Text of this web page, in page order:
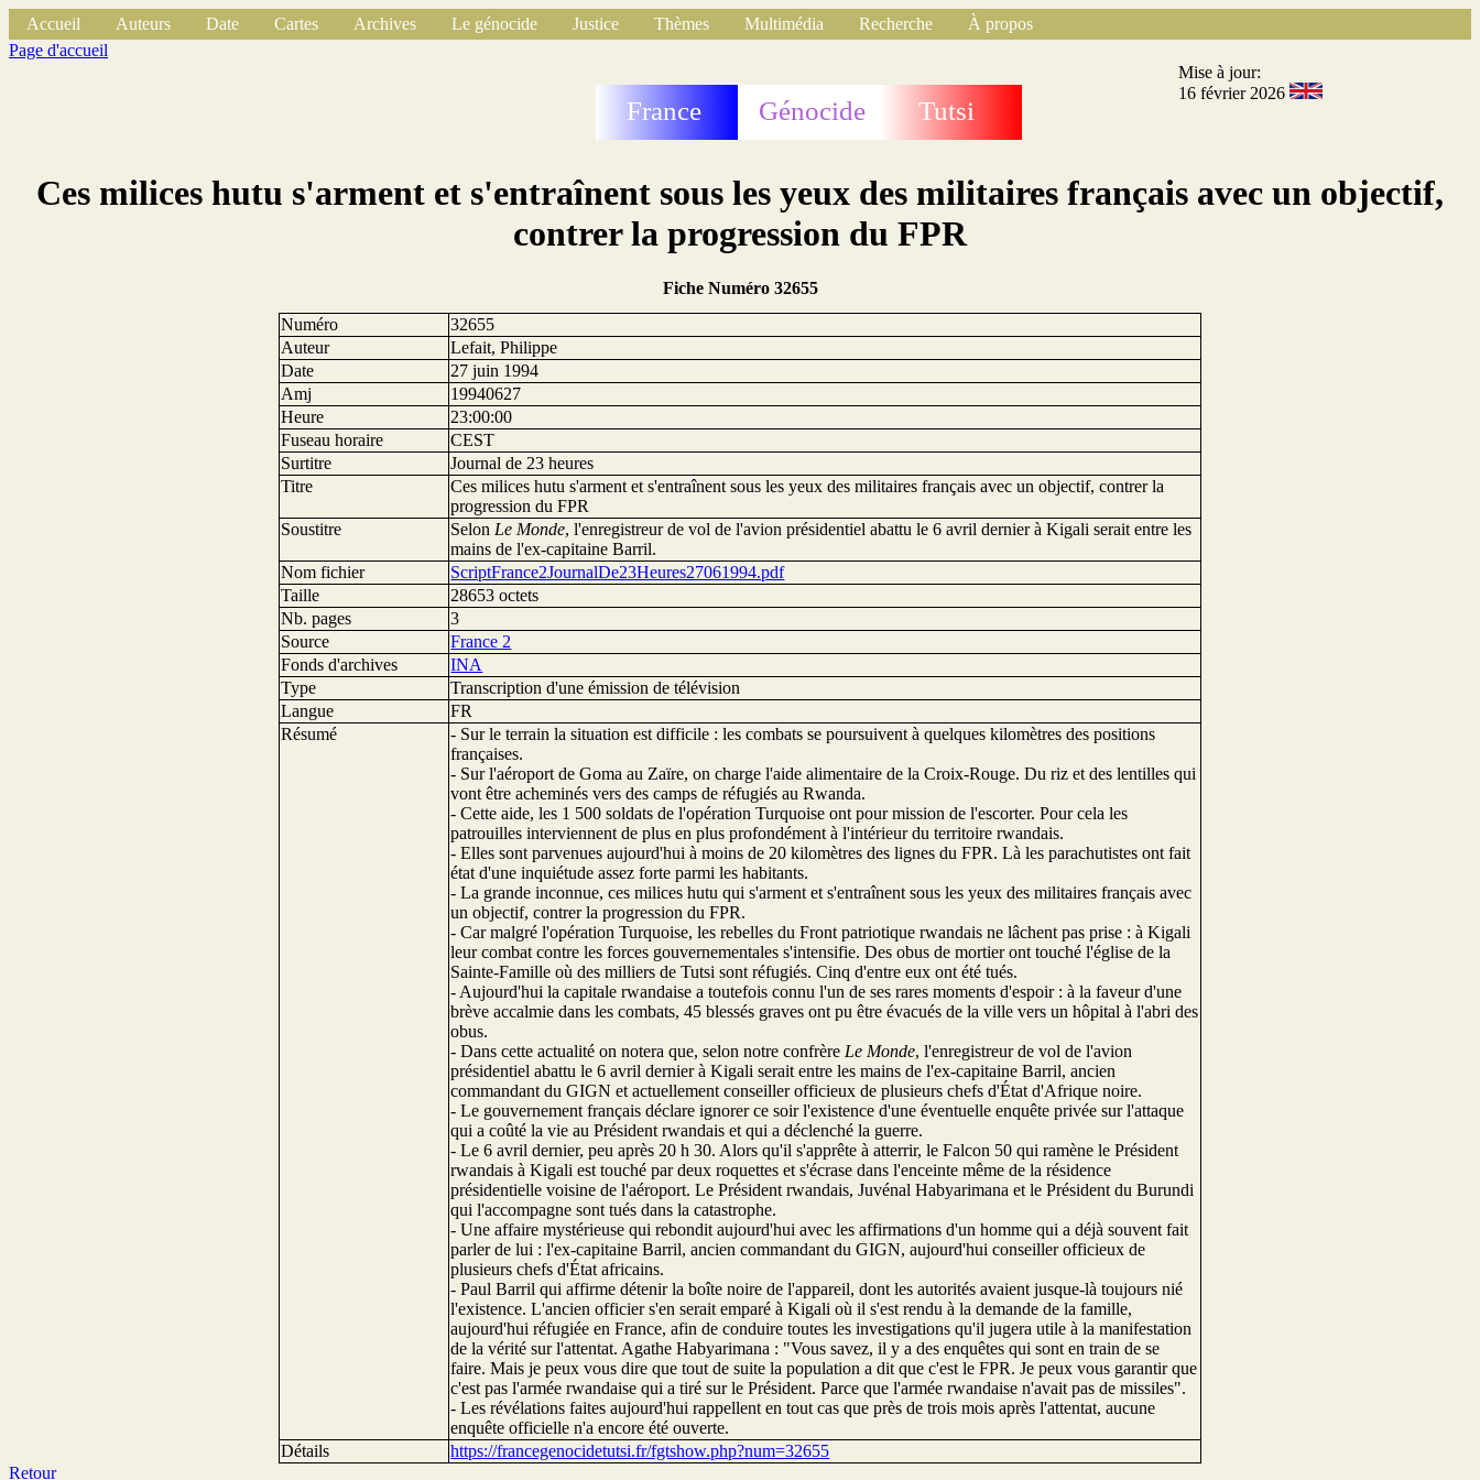
Accueil Auteurs Date Cartes Archives Le génocide Justice Thèmes Multimédia Recherche
À propos
Page d'accueil
France Génocide Tutsi
Mise à jour:
16 février 2026
Ces milices hutu s'arment et s'entraînent sous les yeux des militaires français avec un objectif,
contrer la progression du FPR
Fiche Numéro 32655
Numéro
32655
Auteur
Lefait, Philippe
Date
27 juin 1994
Amj
19940627
Heure
23:00:00
Fuseau horaire
CEST
Surtitre
Journal de 23 heures
Titre
Ces milices hutu s'arment et s'entraînent sous les yeux des militaires français avec un objectif, contrer la
progression du FPR
Soustitre
Selon Le Monde, l'enregistreur de vol de l'avion présidentiel abattu le 6 avril dernier à Kigali serait entre les
mains de l'ex-capitaine Barril.
Nom fichier
ScriptFrance2JournalDe23Heures27061994.pdf
Taille
28653 octets
Nb. pages
3
Source
France 2
Fonds d'archives
INA
Type
Transcription d'une émission de télévision
Langue
FR
Résumé
- Sur le terrain la situation est difficile : les combats se poursuivent à quelques kilomètres des positions
françaises.
- Sur l'aéroport de Goma au Zaïre, on charge l'aide alimentaire de la Croix-Rouge. Du riz et des lentilles qui
vont être acheminés vers des camps de réfugiés au Rwanda.
- Cette aide, les 1 500 soldats de l'opération Turquoise ont pour mission de l'escorter. Pour cela les
patrouilles interviennent de plus en plus profondément à l'intérieur du territoire rwandais.
- Elles sont parvenues aujourd'hui à moins de 20 kilomètres des lignes du FPR. Là les parachutistes ont fait
état d'une inquiétude assez forte parmi les habitants.
- La grande inconnue, ces milices hutu qui s'arment et s'entraînent sous les yeux des militaires français avec
un objectif, contrer la progression du FPR.
- Car malgré l'opération Turquoise, les rebelles du Front patriotique rwandais ne lâchent pas prise : à Kigali
leur combat contre les forces gouvernementales s'intensifie. Des obus de mortier ont touché l'église de la
Sainte-Famille où des milliers de Tutsi sont réfugiés. Cinq d'entre eux ont été tués.
- Aujourd'hui la capitale rwandaise a toutefois connu l'un de ses rares moments d'espoir : à la faveur d'une
brève accalmie dans les combats, 45 blessés graves ont pu être évacués de la ville vers un hôpital à l'abri des
obus.
- Dans cette actualité on notera que, selon notre confrère Le Monde, l'enregistreur de vol de l'avion
présidentiel abattu le 6 avril dernier à Kigali serait entre les mains de l'ex-capitaine Barril, ancien
commandant du GIGN et actuellement conseiller officieux de plusieurs chefs d'État d'Afrique noire.
- Le gouvernement français déclare ignorer ce soir l'existence d'une éventuelle enquête privée sur l'attaque
qui a coûté la vie au Président rwandais et qui a déclenché la guerre.
- Le 6 avril dernier, peu après 20 h 30. Alors qu'il s'apprête à atterrir, le Falcon 50 qui ramène le Président
rwandais à Kigali est touché par deux roquettes et s'écrase dans l'enceinte même de la résidence
présidentielle voisine de l'aéroport. Le Président rwandais, Juvénal Habyarimana et le Président du Burundi
qui l'accompagne sont tués dans la catastrophe.
- Une affaire mystérieuse qui rebondit aujourd'hui avec les affirmations d'un homme qui a déjà souvent fait
parler de lui : l'ex-capitaine Barril, ancien commandant du GIGN, aujourd'hui conseiller officieux de
plusieurs chefs d'État africains.
- Paul Barril qui affirme détenir la boîte noire de l'appareil, dont les autorités avaient jusque-là toujours nié
l'existence. L'ancien officier s'en serait emparé à Kigali où il s'est rendu à la demande de la famille,
aujourd'hui réfugiée en France, afin de conduire toutes les investigations qu'il jugera utile à la manifestation
de la vérité sur l'attentat. Agathe Habyarimana : "Vous savez, il y a des enquêtes qui sont en train de se
faire. Mais je peux vous dire que tout de suite la population a dit que c'est le FPR. Je peux vous garantir que
c'est pas l'armée rwandaise qui a tiré sur le Président. Parce que l'armée rwandaise n'avait pas de missiles".
- Les révélations faites aujourd'hui rappellent en tout cas que près de trois mois après l'attentat, aucune
enquête officielle n'a encore été ouverte.
Détails
https://francegenocidetutsi.fr/fgtshow.php?num=32655
Retour